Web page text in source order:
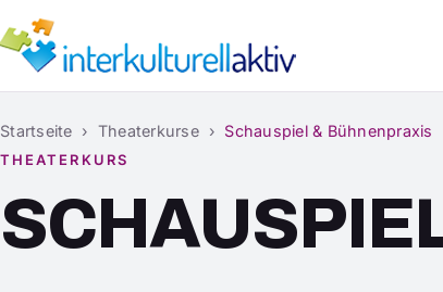
Startseite › Theaterkurse › Schauspiel & Bühnenpraxis
THEATERKURS